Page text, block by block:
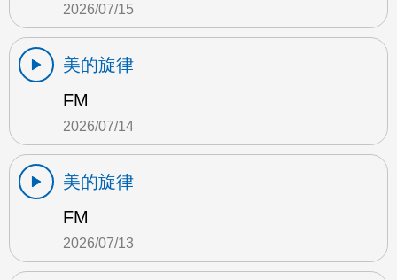
2026/07/15
美的旋律
FM
2026/07/14
美的旋律
FM
2026/07/13